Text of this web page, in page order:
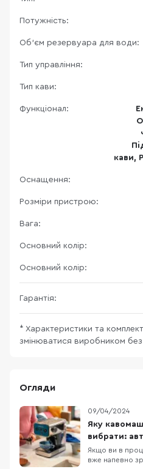
Потужність:
Об'єм резервуара для води:
Тип управління:
Тип кави:
Функціонал:
кави,
Оснащення:
Розміри пристрою:
Вага:
Основний колір:
Основний колір:
Гарантія:
* Характеристики та
змінюватися виробником без
Огляди
09/04/2024
Яку
вибрати:
ріжкова?
Якщо ви в
вже напевно